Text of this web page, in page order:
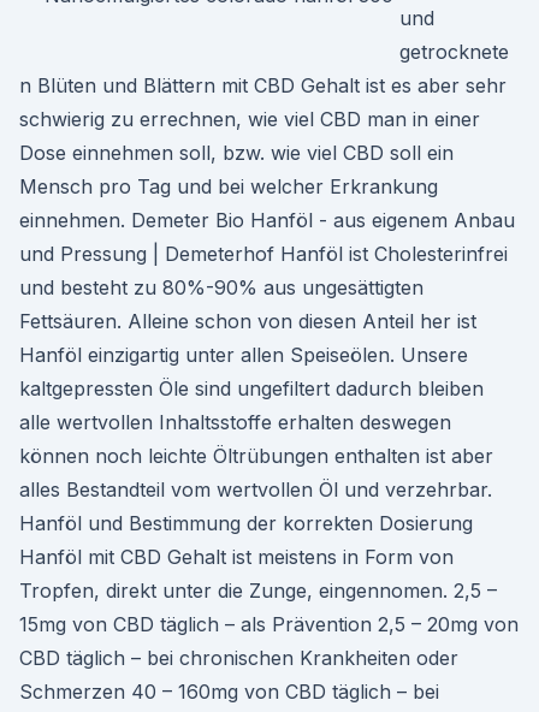
und
getrocknete
n Blüten und Blättern mit CBD Gehalt ist es aber sehr
schwierig zu errechnen, wie viel CBD man in einer
Dose einnehmen soll, bzw. wie viel CBD soll ein
Mensch pro Tag und bei welcher Erkrankung
einnehmen. Demeter Bio Hanföl - aus eigenem Anbau
und Pressung | Demeterhof Hanföl ist Cholesterinfrei
und besteht zu 80%-90% aus ungesättigten
Fettsäuren. Alleine schon von diesen Anteil her ist
Hanföl einzigartig unter allen Speiseölen. Unsere
kaltgepressten Öle sind ungefiltert dadurch bleiben
alle wertvollen Inhaltsstoffe erhalten deswegen
können noch leichte Öltrübungen enthalten ist aber
alles Bestandteil vom wertvollen Öl und verzehrbar.
Hanföl und Bestimmung der korrekten Dosierung
Hanföl mit CBD Gehalt ist meistens in Form von
Tropfen, direkt unter die Zunge, eingennomen. 2,5 –
15mg von CBD täglich – als Prävention 2,5 – 20mg von
CBD täglich – bei chronischen Krankheiten oder
Schmerzen 40 – 160mg von CBD täglich – bei